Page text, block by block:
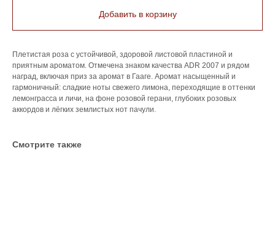
Добавить в корзину
Плетистая роза с устойчивой, здоровой листовой пластиной и
приятным ароматом. Отмечена знаком качества ADR 2007 и рядом
наград, включая приз за аромат в Гааге. Аромат насыщенный и
гармоничный: сладкие ноты свежего лимона, переходящие в оттенки
лемонграсса и личи, на фоне розовой герани, глубоких розовых
аккордов и лёгких землистых нот пачули.
Смотрите также